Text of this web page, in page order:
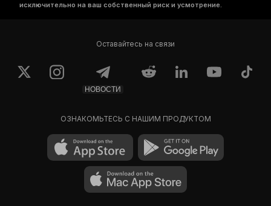
исключительно на ваш собственный риск и усмотрение.
Оставайтесь на связи
НОВОСТИ
ОЗНАКОМЬТЕСЬ С НАШИМ ПРОДУКТОМ